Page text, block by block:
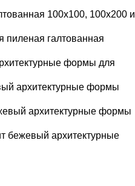
100х100, 100х200 и
пиленая галтованная
формы для
архитектурные формы
архитектурные формы
бежевый архитектурные